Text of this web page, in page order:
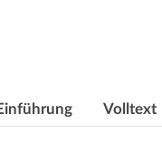
Volltext